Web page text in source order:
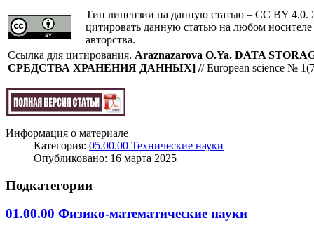
Тип лицензии на данную статью – CC BY 4.0.
цитировать данную статью на любом
авторства.
Cсылка для цитирования. Araznazarova O.Ya. DATA
СРЕДСТВА ХРАНЕНИЯ ДАННЫХ] // European science №
Информация о материале
Категория: 05.00.00 Технические науки
Опубликовано: 16 марта 2025
Подкатегории
01.00.00 Физико-математические науки